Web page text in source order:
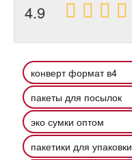
4.9
конверт формат в4
пакеты для посылок
эко сумки оптом
пакетики для упаковки